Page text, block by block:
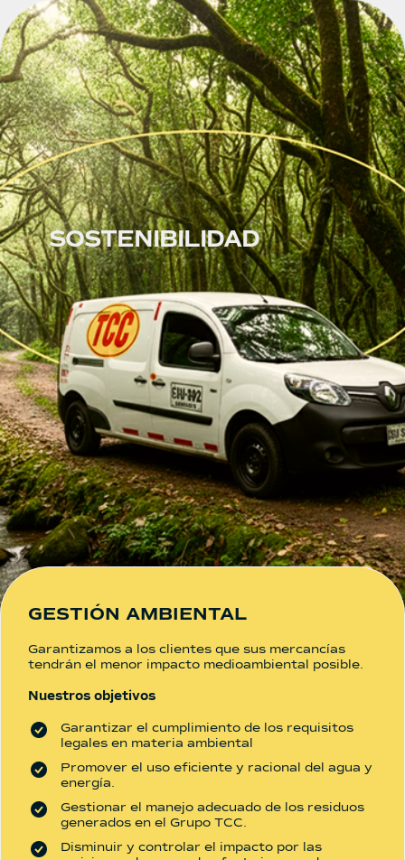
SOSTENIBILIDAD
GESTIÓN AMBIENTAL
Garantizamos a los clientes que sus mercancías
tendrán el menor impacto medioambiental posible.
Nuestros objetivos
Garantizar el cumplimiento de los requisitos
legales en materia ambiental
Promover el uso eficiente y racional del agua y
energía.
Gestionar el manejo adecuado de los residuos
generados en el Grupo TCC.
Disminuir y controlar el impacto por las